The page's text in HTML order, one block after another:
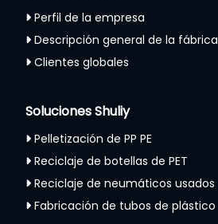
Perfil de la empresa
Descripción general de la fábrica
Clientes globales
Soluciones Shuliy
Pelletización de PP PE
Reciclaje de botellas de PET
Reciclaje de neumáticos usados
Fabricación de tubos de plástico